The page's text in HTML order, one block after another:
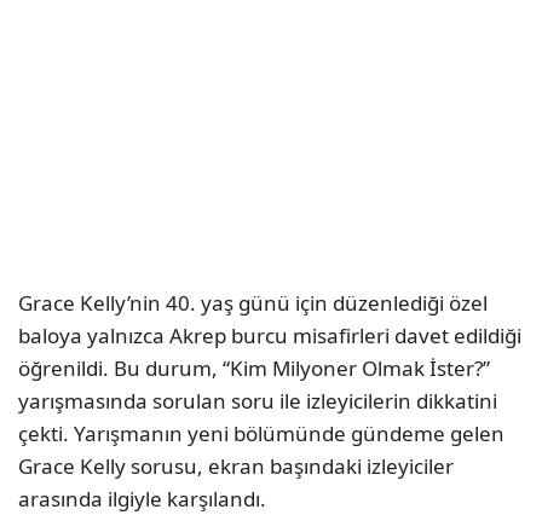
Grace Kelly’nin 40. yaş günü için düzenlediği özel
baloya yalnızca Akrep burcu misafirleri davet edildiği
öğrenildi. Bu durum, “Kim Milyoner Olmak İster?”
yarışmasında sorulan soru ile izleyicilerin dikkatini
çekti. Yarışmanın yeni bölümünde gündeme gelen
Grace Kelly sorusu, ekran başındaki izleyiciler
arasında ilgiyle karşılandı.